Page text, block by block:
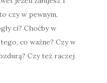
czy w pewnym,
ci? Choćby w
co ważne? Czy w
Czy też raczej